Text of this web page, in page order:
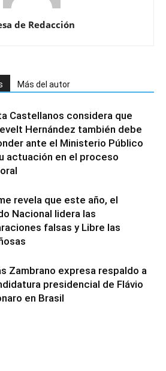
de Redacción
Más del autor
Castellanos considera que
Hernández también debe
ante el Ministerio Público
actuación en el proceso
revela que este año, el
Nacional lidera las
falsas y Libre las
Zambrano expresa respaldo a
presidencial de Flávio
en Brasil